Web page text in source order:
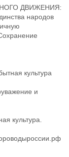
ДВИЖЕНИЯ:
народов
культура
и
культура.